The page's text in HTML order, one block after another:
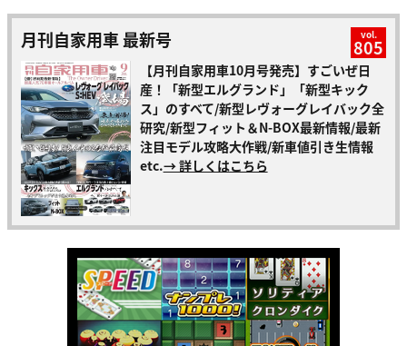
月刊自家用車 最新号 vol.
805
【月刊自家用車10月号発売】すごいぜ日
産！「新型エルグランド」「新型キック
ス」のすべて/新型レヴォーグレイバック全
研究/新型フィット＆N-BOX最新情報/最新
注目モデル攻略大作戦/新車値引き生情報
etc.→ 詳しくはこちら